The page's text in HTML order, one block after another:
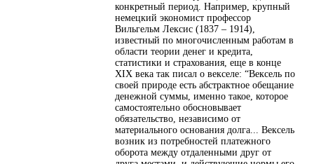
конкретный период. Например, крупный
немецкий экономист профессор
Вильгельм Лексис (1837 – 1914),
известный по многочисленным работам в
области теории денег и кредита,
статистики и страхования, еще в конце
XIX века так писал о векселе: “Вексель по
своей природе есть абстрактное обещание
денежной суммы, именно такое, которое
самостоятельно обосновывает
обязательство, независимо от
материального основания долга... Вексель
возник из потребностей платежного
оборота между отдаленными друг от